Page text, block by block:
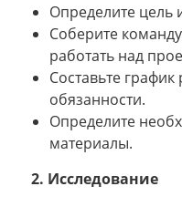
Определите цель
Соберите
работать над
Составьте
обязанности.
Определите
материалы.
2. Исследование